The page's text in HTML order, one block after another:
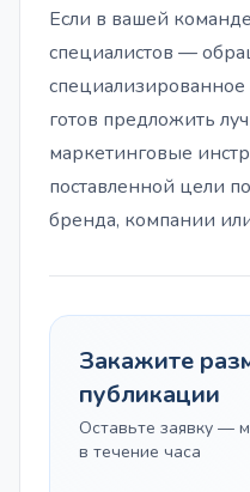
Если в вашей
специалистов —
специализированное
готов предложить
маркетинговые
поставленной цели
бренда, компании
Закажите
публикации
Оставьте заявку —
в течение часа